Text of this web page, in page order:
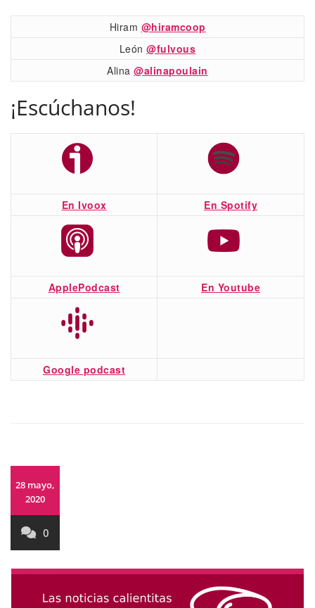
Hiram @hiramcoop
León@fulvous
Alina@alinapoulain
¡Escúchanos!
En Ivoox En Spotify
ApplePodcast En Youtube
Google podcast
28 mayo,
2020
0